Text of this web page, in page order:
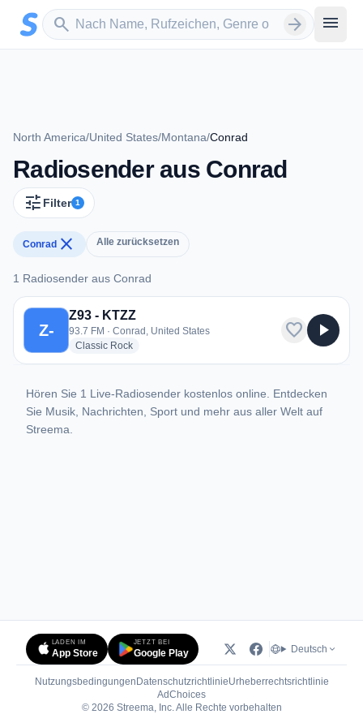
Zum Hauptinhalt springen
search
Sender suchen arrow_forward menu
North America/United States/Montana/Conrad
Radiosender aus Conrad
tune Filter 1
Conrad close Alle zurücksetzen
1 Radiosender aus Conrad
1 Radiosender aus Conrad
Z-
Z93 - KTZZ
93.7 FM · Conrad, United States
Classic Rockradio stations
favorite play_arrow
Hören Sie 1 Live-Radiosender kostenlos online. Entdecken
Sie Musik, Nachrichten, Sport und mehr aus aller Welt auf
Streema.
LADEN IM
App Store
JETZT BEI
Google Play Deutsch
Nutzungsbedingungen DatenschutzrichtlinieUrheberrechtsrichtlinie
AdChoices(öffnet in neuem Tab)
© 2026 Streema, Inc. Alle Rechte vorbehalten